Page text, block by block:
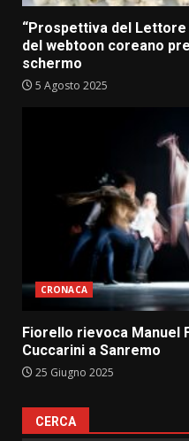
“Prospettiva del
del webtoon coreano
schermo
5 Agosto 2025
CRONACA
Fiorello rievoca Manuel
Cuccarini a Sanremo
25 Giugno 2025
CERCA